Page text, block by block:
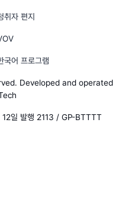
취자 편지
국어 프로그램
Developed and operated
12일 발행 2113 / GP-BTTTT